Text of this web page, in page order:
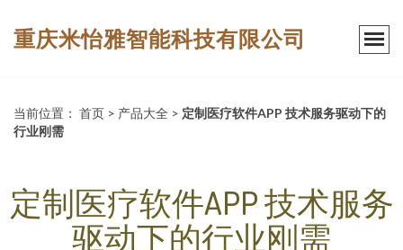
重庆米怡雅智能科技有限公司
当前位置： 首页 > 产品大全 > 定制医疗软件APP 技术服务驱动下的
行业刚需
定制医疗软件APP 技术服务
驱动下的行业刚需